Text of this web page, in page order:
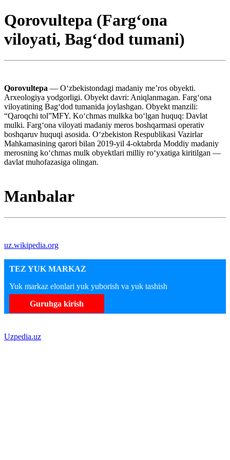
Qorovultepa (Fargʻona
viloyati, Bagʻdod tumani)
Qorovultepa — Oʻzbekistondagi madaniy meʼros obyekti.
Arxeologiya yodgorligi. Obyekt davri: Aniqlanmagan. Fargʻona
viloyatining Bagʻdod tumanida joylashgan. Obyekt manzili:
“Qaroqchi tol”MFY. Koʻchmas mulkka boʻlgan huquq: Davlat
mulki. Fargʻona viloyati madaniy meros boshqarmasi operativ
boshqaruv huquqi asosida. Oʻzbekiston Respublikasi Vazirlar
Mahkamasining qarori bilan 2019-yil 4-oktabrda Moddiy madaniy
merosning koʻchmas mulk obyektlari milliy roʻyxatiga kiritilgan —
davlat muhofazasiga olingan.
Manbalar
uz.wikipedia.org
TEZ YUK MARKAZ
Yuk markaz elonlari yuk yuborish va yuk tashish
Guruhga kirish
Uzpedia.uz